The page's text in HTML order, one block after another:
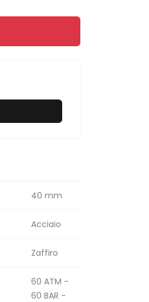
40 mm
Acciaio
Zaffiro
60 ATM -
60 BAR -